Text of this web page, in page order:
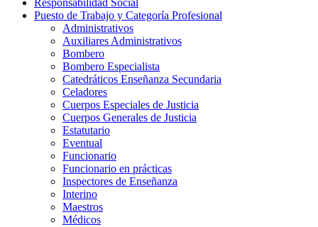
Puesto de Trabajo y Categoría Profesional
Administrativos
Auxiliares Administrativos
Bombero
Bombero Especialista
Catedráticos Enseñanza Secundaria
Celadores
Cuerpos Especiales de Justicia
Cuerpos Generales de Justicia
Estatutario
Eventual
Funcionario
Funcionario en prácticas
Inspectores de Enseñanza
Interino
Maestros
Médicos